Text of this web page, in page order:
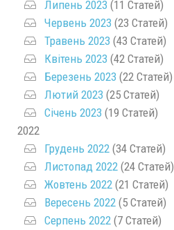
Липень 2023 (11 Статей)
Червень 2023 (23 Статей)
Травень 2023 (43 Статей)
Квітень 2023 (42 Статей)
Березень 2023 (22 Статей)
Лютий 2023 (25 Статей)
Січень 2023 (19 Статей)
2022
Грудень 2022 (34 Статей)
Листопад 2022 (24 Статей)
Жовтень 2022 (21 Статей)
Вересень 2022 (5 Статей)
Серпень 2022 (7 Статей)